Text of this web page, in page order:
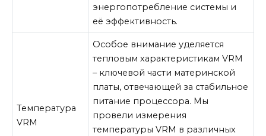
энергопотребление системы и
её эффективность.
Температура
VRM
Особое внимание уделяется
тепловым характеристикам VRM
– ключевой части материнской
платы, отвечающей за стабильное
питание процессора. Мы
провели измерения
температуры VRM в различных